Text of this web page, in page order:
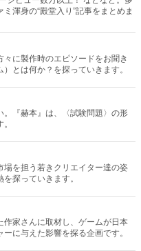
渾身の“殿堂入り”記事をまとめま
に製作時のエピソードをお聞き
とは何か？を探っていきます。
。『赫本』は、〈試験問題〉の形
場を担う若きクリエイター達の姿
探っていきます。
家さんに取材し、ゲームが日本
に与えた影響を探る企画です。